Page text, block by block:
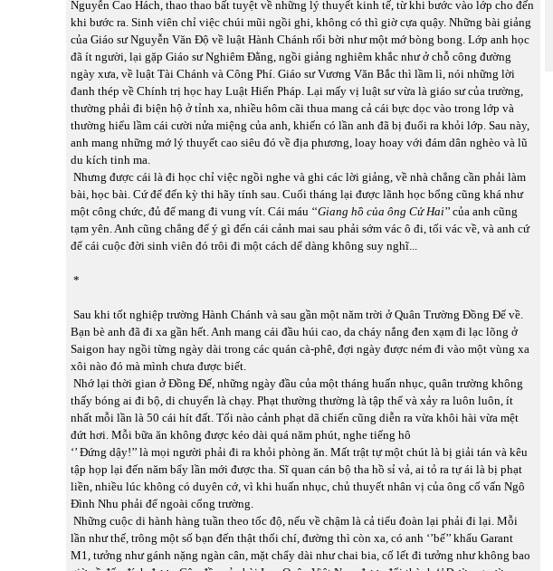
Nguyễn Cao Hách, thao thao bất tuyệt về những lý thuyết kinh tế, từ khi bước vào lớp cho đến
khi bước ra. Sinh viên chỉ việc chúi mũi ngồi ghi, không có thì giờ cựa quậy. Những bài giảng
của Giáo sư Nguyễn Văn Độ về luật Hành Chánh rối bời như một mớ bòng bong. Lớp anh học
đã ít người, lại gặp Giáo sư Nghiêm Đằng, ngồi giảng nghiêm khắc như ở chỗ công đường
ngày xưa, về luật Tài Chánh và Công Phí. Giáo sư Vương Văn Bắc thì lầm lì, nói những lời
đanh thép về Chính trị học hay Luật Hiến Pháp. Lại mấy vị luật sư vừa là giáo sư của trường,
thường phải đi biện hộ ở tỉnh xa, nhiều hôm cãi thua mang cả cái bực dọc vào trong lớp và
thường hiểu lầm cái cười nửa miệng của anh, khiến có lần anh đã bị đuổi ra khỏi lớp. Sau này,
anh mang những mớ lý thuyết cao siêu đó về địa phương, loay hoay với đám dân nghèo và lũ
du kích tinh ma.
Nhưng được cái là đi học chỉ việc ngồi nghe và ghi các lời giảng, về nhà chẳng cần phải làm
bài, học bài. Cứ để đến kỳ thi hãy tính sau. Cuối tháng lại được lãnh học bổng cũng khá như
một công chức, đủ để mang đi vung vít. Cái máu ‘‘Giang hồ của ông Cử Hai’’ của anh cũng
tạm yên. Anh cũng chẳng để ý gì đến cái cảnh mai sau phải sớm vác ô đi, tối vác về, và anh cứ
để cái cuộc đời sinh viên đó trôi đi một cách dể dàng không suy nghĩ...
*
Sau khi tốt nghiệp trường Hành Chánh và sau gần một năm trời ở Quân Trường Đồng Đế về.
Bạn bè anh đã đi xa gần hết. Anh mang cái đầu húi cao, da cháy nắng đen xạm đi lạc lõng ở
Saigon hay ngồi từng ngày dài trong các quán cà-phê, đợi ngày được ném đi vào một vùng xa
xôi nào đó mà mình chưa được biết.
Nhớ lại thời gian ở Đồng Đế, những ngày đầu của một tháng huấn nhục, quân trường không
thấy bóng ai đi bộ, di chuyển là chạy. Phạt thường thường là tập thể và xảy ra luôn luôn, ít
nhất mỗi lần là 50 cái hít đất. Tối nào cảnh phạt dã chiến cũng diễn ra vừa khôi hài vừa mệt
đứt hơi. Mỗi bữa ăn không được kéo dài quá năm phút, nghe tiếng hô
‘’ Đứng dậy!’’ là mọi người phải đi ra khỏi phòng ăn. Mất trật tự một chút là bị giải tán và kêu
tập họp lại đến năm bẩy lần mới được tha. Sĩ quan cán bộ tha hồ sỉ vả, ai tỏ ra tự ái là bị phạt
liền, nhiều lúc không có duyên cớ, vì khi huấn nhục, chủ thuyết nhân vị của ông cố vấn Ngô
Đình Nhu phải để ngoài cổng trường.
Những cuộc di hành hàng tuần theo tốc độ, nếu về chậm là cả tiểu đoàn lại phải đi lại. Mỗi
lần như thế, trông một số bạn đến thật thối chí, đường thì còn xa, có anh ‘’bế’’ khẩu Garant
M1, tưởng như gánh nặng ngàn cân, mặt chẩy dài như chai bia, cố lết đi tưởng như không bao